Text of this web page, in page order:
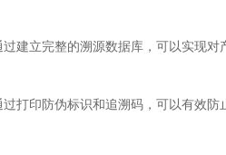
建立完整的溯源数据库，可以实现对
打印防伪标识和追溯码，可以有效防